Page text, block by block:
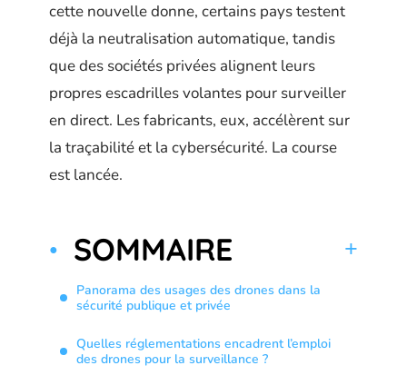
cette nouvelle donne, certains pays testent
déjà la neutralisation automatique, tandis
que des sociétés privées alignent leurs
propres escadrilles volantes pour surveiller
en direct. Les fabricants, eux, accélèrent sur
la traçabilité et la cybersécurité. La course
est lancée.
SOMMAIRE
Panorama des usages des drones dans la
sécurité publique et privée
Quelles réglementations encadrent l’emploi
des drones pour la surveillance ?